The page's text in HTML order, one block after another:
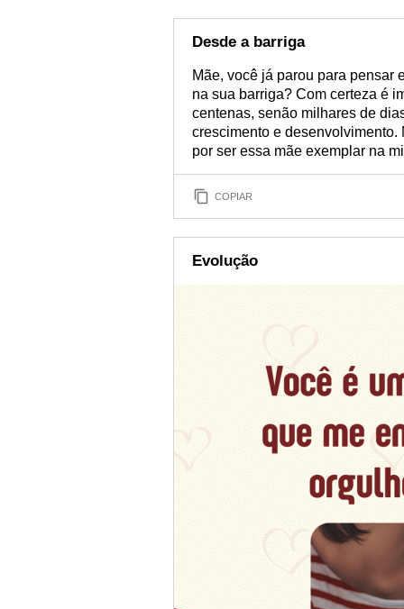
Desde a barriga
Mãe, você já parou para pensar
na sua barriga? Com certeza é
centenas, senão milhares de
crescimento e
por ser essa mãe exemplar na
COPIAR
Evolução